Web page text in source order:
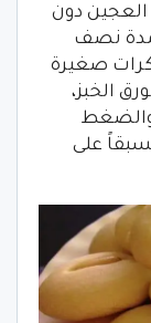
دون
لمدة نصف
كرات صغيرة
الخبز،
على